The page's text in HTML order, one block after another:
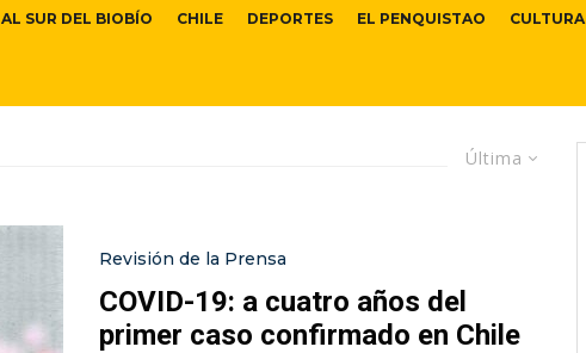
AL SUR DEL BIOBÍO CHILE DEPORTES EL PENQUISTAO CULTURA
Última
Revisión de la Prensa
COVID-19: a cuatro años del
primer caso confirmado en Chile